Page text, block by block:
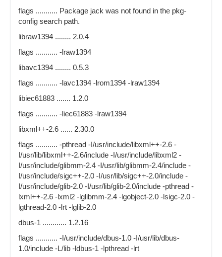
flags ........... Package jack was not found in the pkg-
config search path.
libraw1394 ........ 2.0.4
flags ........... -lraw1394
libavc1394 ........ 0.5.3
flags ........... -lavc1394 -lrom1394 -lraw1394
libiec61883 ....... 1.2.0
flags ........... -liec61883 -lraw1394
libxml++-2.6 ...... 2.30.0
flags ........... -pthread -I/usr/include/libxml++-2.6 -
I/usr/lib/libxml++-2.6/include -I/usr/include/libxml2 -
I/usr/include/glibmm-2.4 -I/usr/lib/glibmm-2.4/include -
I/usr/include/sigc++-2.0 -I/usr/lib/sigc++-2.0/include -
I/usr/include/glib-2.0 -I/usr/lib/glib-2.0/include -pthread -
lxml++-2.6 -lxml2 -lglibmm-2.4 -lgobject-2.0 -lsigc-2.0 -
lgthread-2.0 -lrt -lglib-2.0
dbus-1 ............ 1.2.16
flags ........... -I/usr/include/dbus-1.0 -I/usr/lib/dbus-
1.0/include -L/lib -ldbus-1 -lpthread -lrt